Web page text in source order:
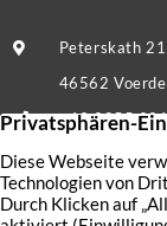
Peterskath 21
46562 Voerde
+49 2855
Nachricht